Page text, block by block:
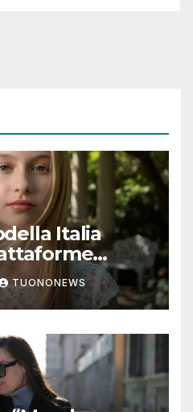
Italia
lei mi
TUONONEWS